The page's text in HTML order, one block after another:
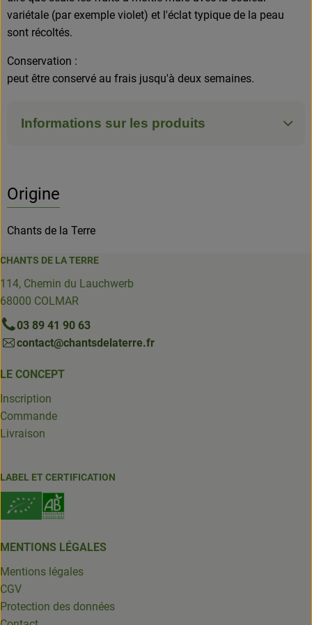
variétale (par exemple violet) et l'éclat typique de la peau
sont récoltés.
Conservation :
peut être conservé au frais jusqu'à deux semaines.
Informations sur les produits
Origine
Chants de la Terre
CHANTS DE LA TERRE
114, Chemin du Lauchwerb
68000 COLMAR
03 89 41 90 63
contact@chantsdelaterre.fr
LE CONCEPT
Inscription
Commande
Livraison
LABEL ET CERTIFICATION
MENTIONS LÉGALES
Mentions légales
CGV
Protection des données